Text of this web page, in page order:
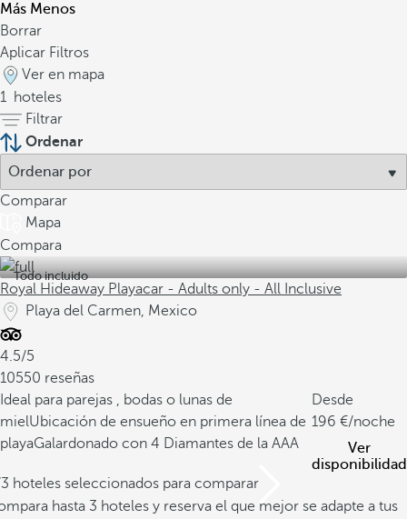
Más Menos
Borrar
Aplicar Filtros
Ver en mapa
1 hoteles
Filtrar
Ordenar
Comparar
Mapa
Compara
Todo incluido
Royal Hideaway Playacar - Adults only - All Inclusive
Playa del Carmen, Mexico
4.5/5
10550 reseñas
Ideal para parejas , bodas o lunas de
mielUbicación de ensueño en primera línea de
playaGalardonado con 4 Diamantes de la AAA
Desde
196
/noche
Ver
disponibilidad
hoteles seleccionados para comparar
hasta 3 hoteles y reserva el que mejor se adapte a tus